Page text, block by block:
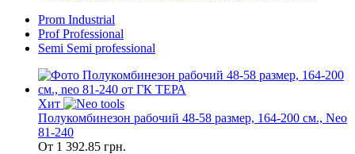
Prom Industrial
Prof Professional
Semi Semi professional
Хит
Полукомбинезон рабочий 48-58 размер, 164-200 см., Neo
81-240
От 1 392.85 грн.